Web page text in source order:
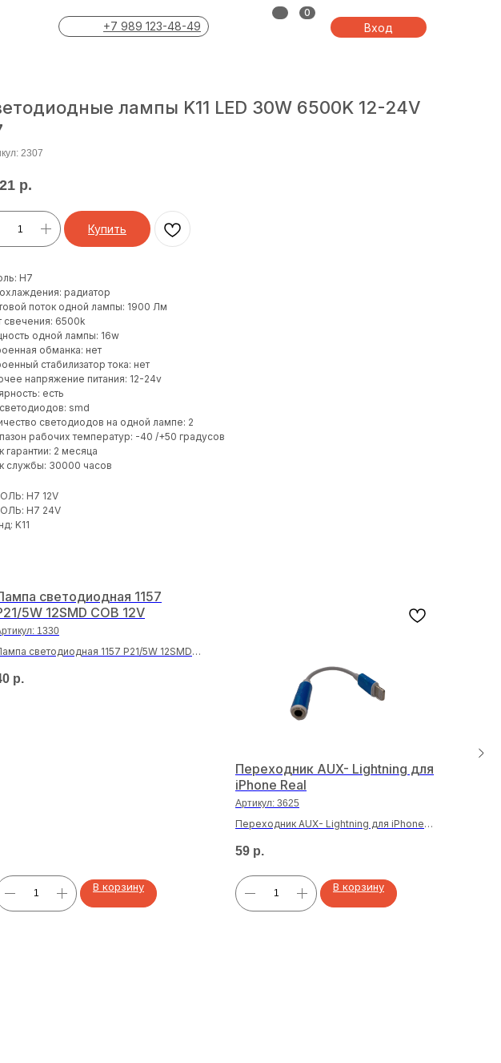
+7 989 123-48-49
0
Вход
лампы K11 LED 30W 6500K 12-24V
2307
р.
Купить
H7
радиатор
поток одной лампы: 1900 Лм
свечения: 6500k
одной лампы: 16w
обманка: нет
стабилизатор тока: нет
напряжение питания: 12-24v
есть
smd
светодиодов на одной лампе: 2
рабочих температур: -40 /+50 градусов
гарантии: 2 месяца
службы: 30000 часов
H7 12V
H7 24V
K11
светодиодная 1157
5W 12SMD COB 12V
1330
светодиодная 1157 P21/5W 12SMD
р.
В корзину
Переходник AUX- Lightning для
iPhone Real
Артикул: 3625
Переходник AUX- Lightning для iPhone
59 р.
В корзину